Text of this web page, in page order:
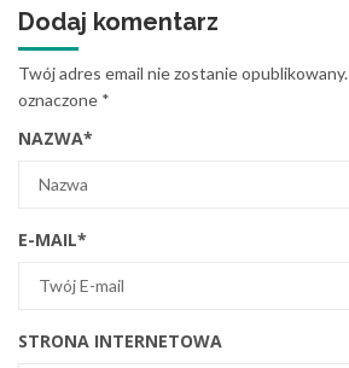
Dodaj komentarz
Twój adres email nie zostanie opublikowany.
oznaczone *
NAZWA*
E-MAIL*
STRONA INTERNETOWA